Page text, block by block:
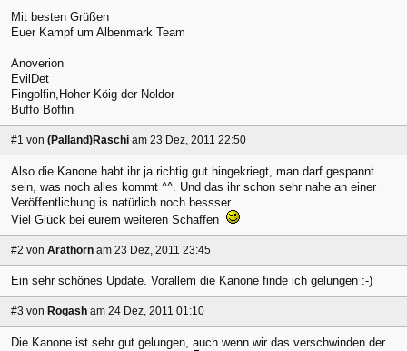
Mit besten Grüßen
Euer Kampf um Albenmark Team
Anoverion
EvilDet
Fingolfin,Hoher Köig der Noldor
Buffo Boffin
#1 von (Palland)Raschi am 23 Dez, 2011 22:50
Also die Kanone habt ihr ja richtig gut hingekriegt, man darf gespannt
sein, was noch alles kommt ^^. Und das ihr schon sehr nahe an einer
Veröffentlichung is natürlich noch bessser.
Viel Glück bei eurem weiteren Schaffen
#2 von Arathorn am 23 Dez, 2011 23:45
Ein sehr schönes Update. Vorallem die Kanone finde ich gelungen :-)
#3 von Rogash am 24 Dez, 2011 01:10
Die Kanone ist sehr gut gelungen, auch wenn wir das verschwinden der